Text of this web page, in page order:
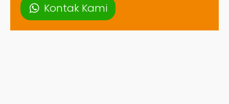
Kontak Kami